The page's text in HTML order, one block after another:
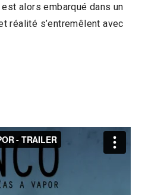
Jeune Public
alors embarqué dans un
réalité s’entremêlent avec